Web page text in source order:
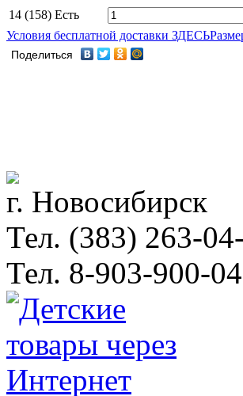
14 (158) Есть
Условия бесплатной доставки ЗДЕСЬ
Поделиться
г. Новосибирск
Тел. (383) 263-
Тел. 8-903-900-